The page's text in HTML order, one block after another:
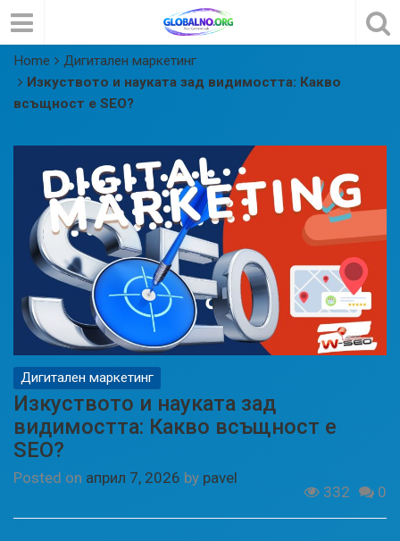
Home
Дигитален маркетинг
Изкуството и науката зад видимостта: Какво
всъщност е SEO?
Дигитален маркетинг
Изкуството и науката зад
видимостта: Какво всъщност е
SEO?
Posted on април 7, 2026 by pavel
332
0